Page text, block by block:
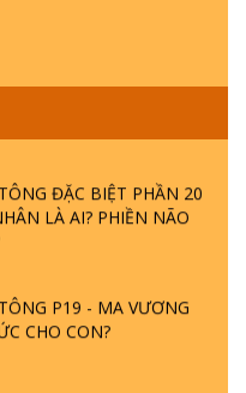
LÀ AI? PHIỀN NÃO
CHO CON?